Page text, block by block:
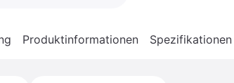
Produktinformationen Spezifikationen